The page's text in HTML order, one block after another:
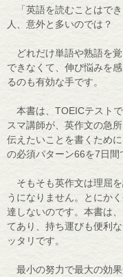
「英語を読むことはで
人、意外と多いのでは？
どれだけ単語や熟語を
できなくて、伸び悩みを
るのも有効な手です。
本書は、TOEICテスト
スマ講師が、英作文の急
伝えたいことを書くため
の必須パターン66を7日間
そもそも英作文は理屈
うになりません。とにか
達しないのです。本書は
てあり、持ち運びも便利
ッタリです。
最小の努力で最大の効果